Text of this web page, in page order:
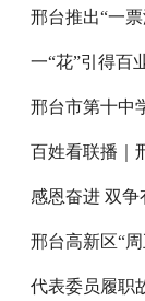
邢台推出“一
一“花”引得百
邢台市第十中
百姓看联播｜
感恩奋进 双争
邢台高新区“
代表委员履职